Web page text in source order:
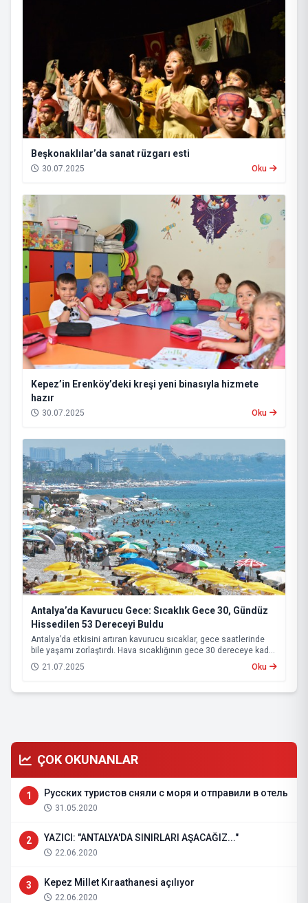
Beşkonaklılar’da sanat rüzgarı esti
30.07.2025 Oku
Kepez’in Erenköy’deki kreşi yeni binasıyla hizmete
hazır
30.07.2025 Oku
Antalya’da Kavurucu Gece: Sıcaklık Gece 30, Gündüz
Hissedilen 53 Dereceyi Buldu
Antalya’da etkisini artıran kavurucu sıcaklar, gece saatlerinde
bile yaşamı zorlaştırdı. Hava sıcaklığının gece 30 dereceye kadar
çıktığı kentte, yüksek nemin de etkisiyle vatandaşlar serinlemek
için Konyaaltı Sahili’ne akın etti. Sahile serdikleri örtülerde
serinlemeye çalıştı.
21.07.2025 Oku
ÇOK OKUNANLAR
1 Русских туристов сняли с моря и отправили в отель
31.05.2020
2 YAZICI: "ANTALYA'DA SINIRLARI AŞACAĞIZ..."
22.06.2020
3 Kepez Millet Kıraathanesi açılıyor
22.06.2020